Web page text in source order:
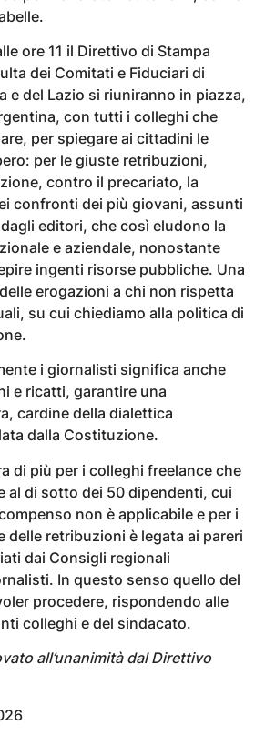
ore 11 il Direttivo di Stampa
dei Comitati e Fiduciari di
e del Lazio si riuniranno in piazza,
con tutti i colleghi che
per spiegare ai cittadini le
per le giuste retribuzioni,
contro il precariato, la
confronti dei più giovani, assunti
editori, che così eludono la
e aziendale, nonostante
ingenti risorse pubbliche. Una
erogazioni a chi non rispetta
su cui chiediamo alla politica di
i giornalisti significa anche
e ricatti, garantire una
cardine della dialettica
dalla Costituzione.
di più per i colleghi freelance che
al di sotto dei 50 dipendenti, cui
non è applicabile e per i
delle retribuzioni è legata ai pareri
dai Consigli regionali
In questo senso quello del
procedere, rispondendo alle
colleghi e del sindacato.
all’unanimità dal Direttivo